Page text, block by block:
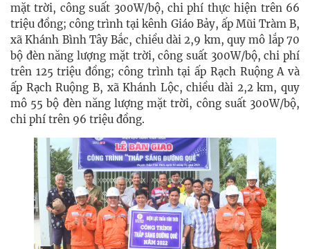
mặt trời, công suất 300W/bộ, chi phí thực hiện trên 66
triệu đồng; công trình tại kênh Giáo Bảy, ấp Mũi Tràm B,
xã Khánh Bình Tây Bắc, chiều dài 2,9 km, quy mô lắp 70
bộ đèn năng lượng mặt trời, công suất 300W/bộ, chi phí
trên 125 triệu đồng; công trình tại ấp Rạch Ruộng A và
ấp Rạch Ruộng B, xã Khánh Lộc, chiều dài 2,2 km, quy
mô 55 bộ đèn năng lượng mặt trời, công suất 300W/bộ,
chi phí trên 96 triệu đồng.